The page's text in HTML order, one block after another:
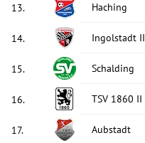
13. Haching
14. Ingolstadt II
15. Schalding
16. TSV 1860 II
17. Aubstadt